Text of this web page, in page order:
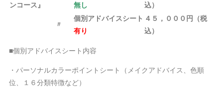
ンコース』
無し
込）
〃
個別アドバイスシート
有り
４５，０００円（税
込）
■個別アドバイスシート内容
・パーソナルカラーポイントシート（メイクアドバイス、色順
位、１６分類特徴など）